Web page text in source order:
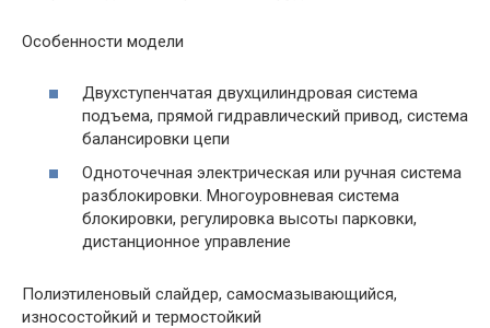
Особенности модели
Двухступенчатая двухцилиндровая система
подъема, прямой гидравлический привод, система
балансировки цепи
Одноточечная электрическая или ручная система
разблокировки. Многоуровневая система
блокировки, регулировка высоты парковки,
дистанционное управление
Полиэтиленовый слайдер, самосмазывающийся,
износостойкий и термостойкий